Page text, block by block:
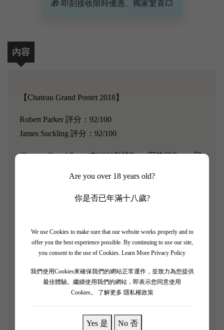
Are you over 18 years old?
你是否已年滿十八歲?
We use Cookies to make sure that our website works properly and to
offer you the best experience possible. By continuing to use our site,
you consent to the use of Cookies. Learn More Privacy Policy
我們使用Cookies來確保我們的網站正常運作，並致力為您提供
最佳體驗。繼續使用我們的網站，即表示您同意使用
Cookies。
了解更多 隱私權政策
Yes 是 No 否
🎁 即刻接收限時優惠、獨家驚喜💥
內容
【Chateau Grand Pontet 2018】
Robert Parker 評分：92/100
James Suckling 評分：92/100
Chateau Grand Pontet在1980年被Becot家族從Barton和
的列級酒莊- Chateau Beau-Sejour Becot，Saint-
Chateau Grand Pontet位於聖埃美隆西海岸的高原上，
岩、粘土石灰岩和沙粘土。莊園以梅洛（70%）為
主，輔以品麗珠（17.5%）、赤霞珠（7.5%）和馬爾
「2018 年的Grand-Pontet 呈現深紫黑色，開始帶有一